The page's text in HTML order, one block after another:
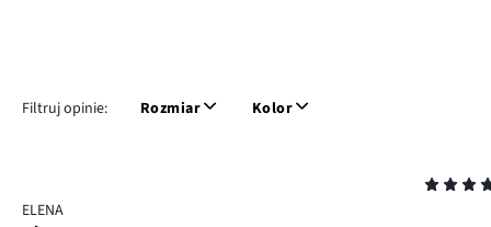
Filtruj opinie: Rozmiar Kolor
5
ELENA